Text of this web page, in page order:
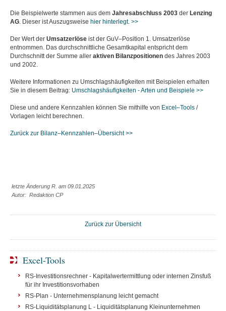
Die Beispielwerte stammen aus dem Jahresabschluss 2003 der Lenzing
AG. Dieser ist Auszugsweise hier hinterlegt. >>
Der Wert der Umsatzerlöse ist der GuV–Position 1. Umsatzerlöse
entnommen. Das durchschnittliche Gesamtkapital entspricht dem
Durchschnitt der Summe aller aktiven Bilanzpositionen des Jahres 2003
und 2002.
Weitere Informationen zu Umschlagshäufigkeiten mit Beispielen erhalten
Sie in diesem Beitrag: Umschlagshäufigkeiten - Arten und Beispiele >>
Diese und andere Kennzahlen können Sie mithilfe von Excel–Tools /
Vorlagen leicht berechnen.
Zurück zur Bilanz–Kennzahlen–Übersicht >>
letzte Änderung R. am 09.01.2025
Autor: Redaktion CP
Zurück zur Übersicht
Excel-Tools
RS-Investitionsrechner - Kapitalwertermittlung oder internen Zinsfuß
für ihr Investitionsvorhaben
RS-Plan - Unternehmensplanung leicht gemacht
RS-Liquiditätsplanung L - Liquiditätsplanung Kleinunternehmen